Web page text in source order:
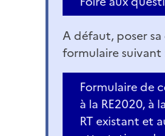
A défaut, poser
formulaire suivant
Formulaire de
à la RE2020, à
RT existant et